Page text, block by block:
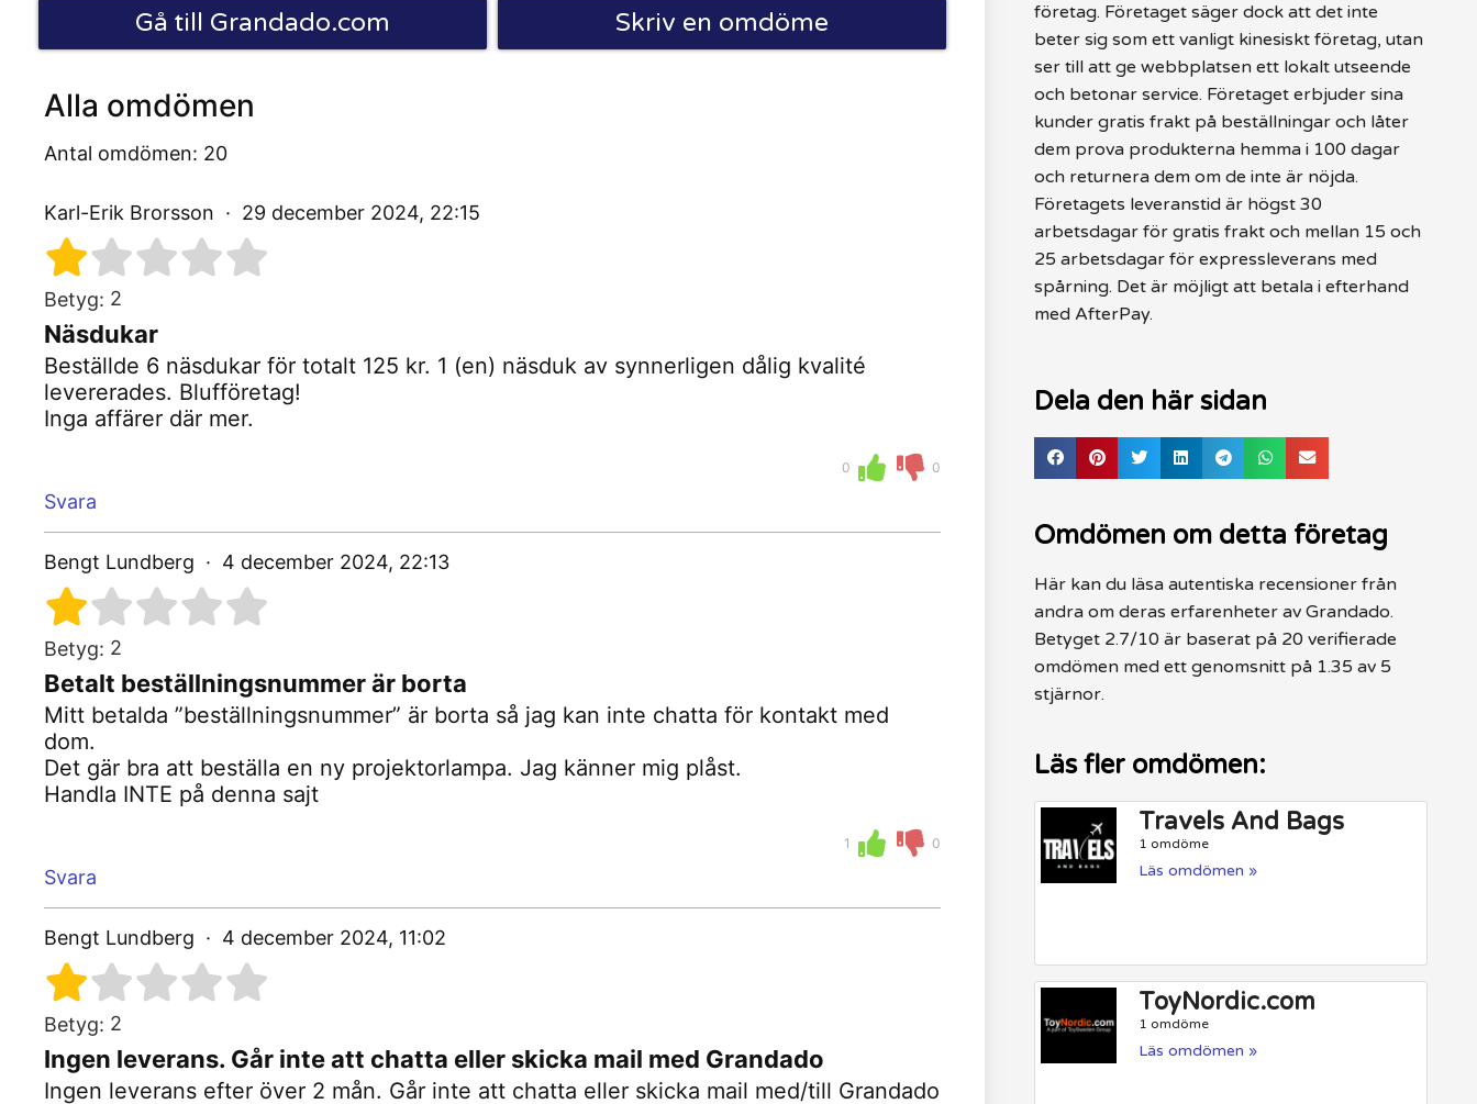
Gå till Grandado.com Skriv en omdöme
Alla omdömen
Antal omdömen: 20
Karl-Erik Brorsson 29 december 2024, 22:15
Betyg: 2
Näsdukar
Beställde 6 näsdukar för totalt 125 kr. 1 (en) näsduk av synnerligen dålig kvalité
levererades. Blufföretag!
Inga affärer där mer.
0 0
Svara
Bengt Lundberg 4 december 2024, 22:13
Betyg: 2
Betalt beställningsnummer är borta
Mitt betalda ”beställningsnummer” är borta så jag kan inte chatta för kontakt med
dom.
Det gär bra att beställa en ny projektorlampa. Jag känner mig plåst.
Handla INTE på denna sajt
1 0
Svara
Bengt Lundberg 4 december 2024, 11:02
Betyg: 2
Ingen leverans. Går inte att chatta eller skicka mail med Grandado
Ingen leverans efter över 2 mån. Går inte att chatta eller skicka mail med/till Grandado
företag. Företaget säger dock att det inte
beter sig som ett vanligt kinesiskt företag, utan
ser till att ge webbplatsen ett lokalt utseende
och betonar service. Företaget erbjuder sina
kunder gratis frakt på beställningar och låter
dem prova produkterna hemma i 100 dagar
och returnera dem om de inte är nöjda.
Företagets leveranstid är högst 30
arbetsdagar för gratis frakt och mellan 15 och
25 arbetsdagar för expressleverans med
spårning. Det är möjligt att betala i efterhand
med AfterPay.
Dela den här sidan
Omdömen om detta företag
Här kan du läsa autentiska recensioner från
andra om deras erfarenheter av Grandado.
Betyget 2.7/10 är baserat på 20 verifierade
omdömen med ett genomsnitt på 1.35 av 5
stjärnor.
Läs fler omdömen:
Travels And Bags
1 omdöme
Läs omdömen »
ToyNordic.com
1 omdöme
Läs omdömen »